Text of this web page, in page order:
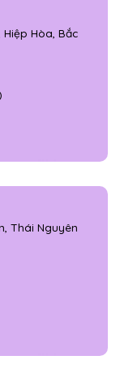
Hòa, Bắc
Thái Nguyên